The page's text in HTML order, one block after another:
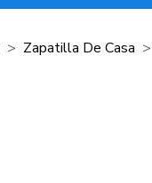
Zapatilla De Casa